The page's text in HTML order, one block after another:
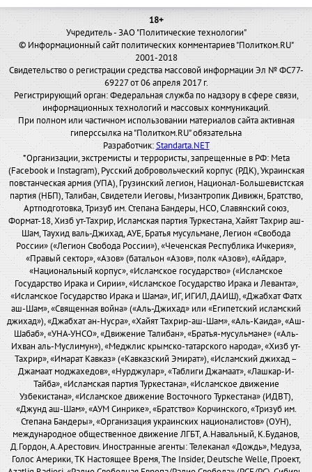
18+
Учредитель - ЗАО "Политические технологии"
© Информационный сайт политических комментариев "Политком.RU"
2001-2018
Свидетельство о регистрации средства массовой информации Эл № ФС77-
69227 от 06 апреля 2017 г.
Регистрирующий орган: Федеральная служба по надзору в сфере связи,
информационных технологий и массовых коммуникаций.
При полном или частичном использовании материалов сайта активная
гиперссылка на "Политком.RU" обязательна
Разработчик:Standarta.NET
*Организации, экстремисты и террористы, запрещенные в РФ: Meta
(Facebook и Instagram), Русский добровольческий корпус (РДК), Украинская
повстанческая армия (УПА), Грузинский легион, Национал-Большевистская
партия (НБП), Талибан, Свидетели Иеговы, Мизантропик Дивижн, Братство,
Артподготовка, Тризуб им. Степана Бандеры, НСО, Славянский союз,
Формат-18, Хизб ут-Тахрир, Исламская партия Туркестана, Хайят Тахрир аш-
Шам, Таухид валь-Джихад, АУЕ, Братья мусульмане, Легион «Свобода
России» («Легион Свобода России»), «Чеченская Республика Ичкерия»,
«Правый сектор», «Азов» (батальон «Азов», полк «Азов»), «Айдар»,
«Национальный корпус», «Исламское государство» («Исламское
Государство Ирака и Сирии», «Исламское Государство Ирака и Леванта»,
«Исламское Государство Ирака и Шама», ИГ, ИГИЛ, ДАИШ), «Джабхат Фатх
аш-Шам», «Священная война» («Аль-Джихад» или «Египетский исламский
джихад»), «Джабхат ан-Нусра», «Хайят Тахрир-аш-Шам», «Аль-Каида», «Аш-
Шабаб», «УНА-УНСО», «Движение Талибан», «Братья-мусульмане» («Аль-
Ихван аль-Муслимун»), «Меджлис крымско-татарского народа», «Хизб ут-
Тахрир», «Имарат Кавказ» («Кавказский Эмират»), «Исламский джихад –
Джамаат моджахедов», «Нурджулар», «Таблиги Джамаат», «Лашкар-И-
Тайба», «Исламская партия Туркестана», «Исламское движение
Узбекистана», «Исламское движение Восточного Туркестана» (ИДВТ),
«Джунд аш-Шам», «АУМ Синрике», «Братство» Корчинского, «Тризуб им.
Степана Бандеры», «Организация украинских националистов» (ОУН),
международное общественное движение ЛГБТ, А.Навальный, К.Буданов,
Д.Гордон, А.Арестович. Иностранные агенты: Телеканал «Дождь», Медуза,
Голос Америки, ТК Настоящее Время, The Insider, Deutsche Welle, Проект,